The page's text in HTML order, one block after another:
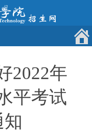
2022年
平考试